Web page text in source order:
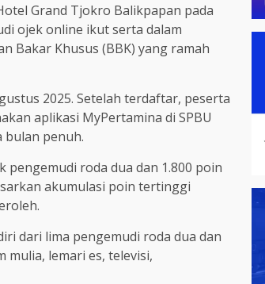
Grand Tjokro Balikpapan pada
ojek online ikut serta dalam
Bakar Khusus (BBK) yang ramah
2025. Setelah terdaftar, peserta
aplikasi MyPertamina di SPBU
bulan penuh.
roda dua dan 1.800 poin
akumulasi poin tertinggi
dari lima pengemudi roda dua dan
mulia, lemari es, televisi,